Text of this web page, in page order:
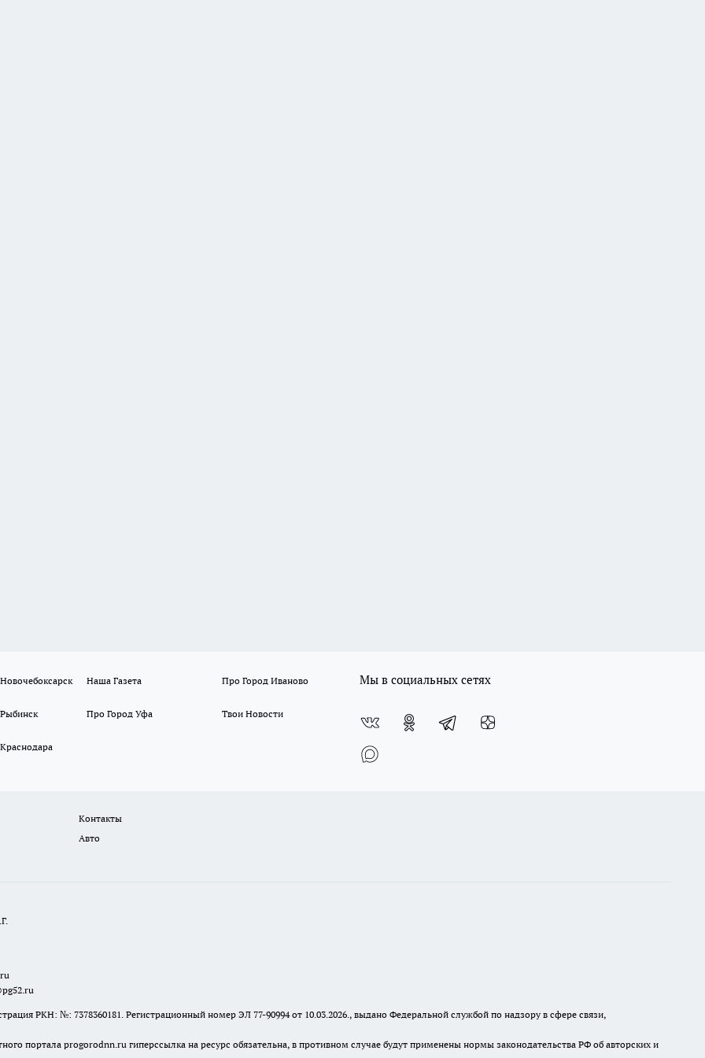
Наша Газета Про Город Иваново
Про Город Уфа Твои Новости
Мы в социальных сетях
Контакты
Авто
РКН: №: 7378360181. Регистрационный номер ЭЛ 77-90994 от 10.03.2026., выдано Федеральной службой по надзору в сфере связи,
портала progorodnn.ru гиперссылка на ресурс обязательна, в противном случае будут применены нормы законодательства РФ об авторских и